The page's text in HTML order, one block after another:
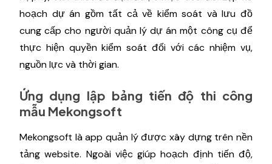
hoạch dự án gồm tất cả về kiểm soát và lưu đồ
cung cấp cho người quản lý dự án một công cụ để
thực hiện quyền kiểm soát đối với các nhiệm vụ,
nguồn lực và thời gian.
Ứng dụng lập bảng tiến độ thi công
mẫu Mekongsoft
Mekongsoft là app quản lý được xây dựng trên nền
tảng website. Ngoài việc giúp hoạch định tiến độ,